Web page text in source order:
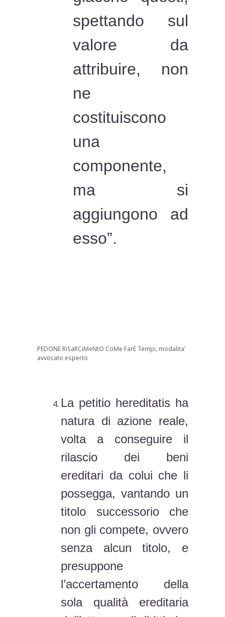
spettando sul
valore da
attribuire, non
ne
costituiscono
una
componente,
ma si
aggiungono ad
esso”.
volta a conseguire il
ereditari da colui che li
possegga, vantando un
titolo successorio che
non gli compete, ovvero
senza alcun titolo, e
l’accertamento della
sola qualità ereditaria
dell’attore o di diritti che
hereditatis, qualora
siano contestati dalla
controparte; la petitio